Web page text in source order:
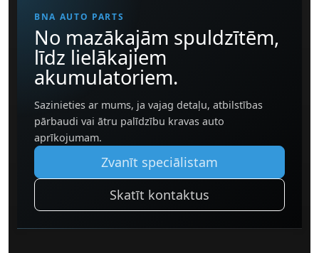
BNA AUTO PARTS
No mazākajām spuldzītēm,
līdz lielākajiem
akumulatoriem.
Sazinieties ar mums, ja vajag detaļu, atbilstības
pārbaudi vai ātru palīdzību kravas auto
aprīkojumam.
Zvanīt speciālistam
Skatīt kontaktus